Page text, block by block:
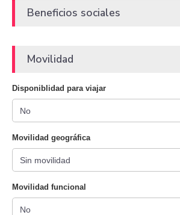
Beneficios sociales
Movilidad
Disponiblidad para viajar
Movilidad geográfica
Movilidad funcional